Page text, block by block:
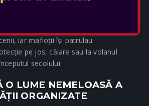
de a mânui o lamă stiletto era
iar mafioții își patrulau
pe jos, călare sau la volanul
secolului.
O LUME NEMELOASĂ A
ORGANIZATE